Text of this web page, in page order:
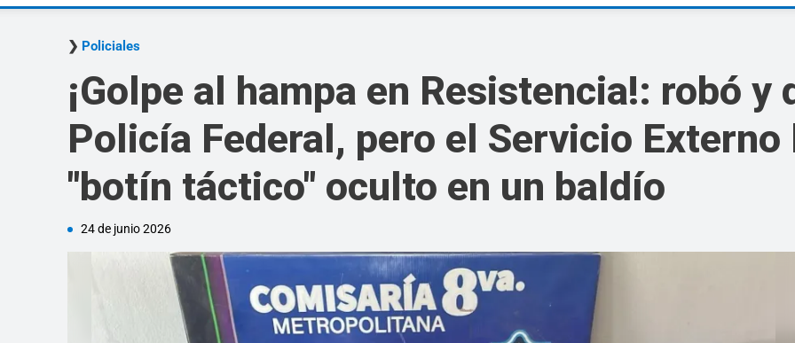
Diario
Primera
Policiales
¡Golpe al hampa en Resistencia!: robó y
Policía Federal, pero el Servicio
"botín táctico" oculto en un baldío
24 de junio 2026